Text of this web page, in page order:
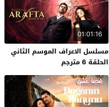
01:01:16
مسلسل الاعراف الموسم الثاني
الحلقة 6 مترجم